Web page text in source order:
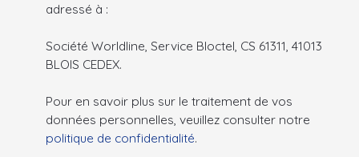
adressé à :
Société Worldline, Service Bloctel, CS 61311, 41013
BLOIS CEDEX.
Pour en savoir plus sur le traitement de vos
données personnelles, veuillez consulter notre
politique de confidentialité.